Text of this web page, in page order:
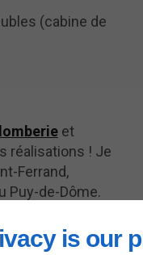
is our
(cabine de
et
réalisations ! Je
Ferrand,
Puy-de-Dôme.